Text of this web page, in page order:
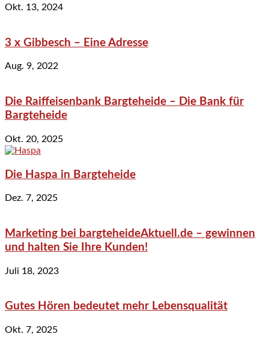
Okt. 13, 2024
3 x Gibbesch – Eine Adresse
Aug. 9, 2022
Die Raiffeisenbank Bargteheide – Die Bank für
Bargteheide
Okt. 20, 2025
Die Haspa in Bargteheide
Dez. 7, 2025
Marketing bei bargteheideAktuell.de – gewinnen
und halten Sie Ihre Kunden!
Juli 18, 2023
Gutes Hören bedeutet mehr Lebensqualität
Okt. 7, 2025